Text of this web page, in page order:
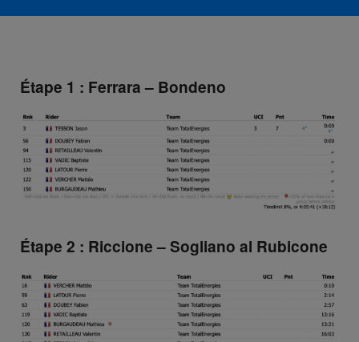
Étape 1 : Ferrara – Bondeno
Étape 2 : Riccione – Sogliano al Rubicone